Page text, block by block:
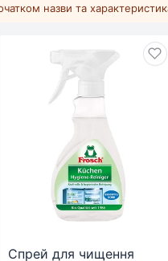
назви та
Спрей для чищення